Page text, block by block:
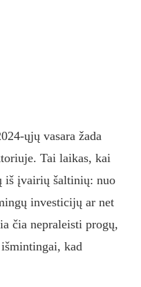
ųjų vasara žada
Tai laikas, kai
iš įvairių šaltinių: nuo
investicijų ar net
čia nepraleisti progų,
kad